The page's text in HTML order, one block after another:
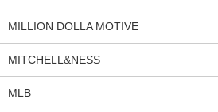
MILLION DOLLA MOTIVE
MITCHELL&NESS
MLB